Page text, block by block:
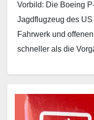
Vorbild: Die Boeing
Jagdflugzeug des
Fahrwerk und
schneller als die